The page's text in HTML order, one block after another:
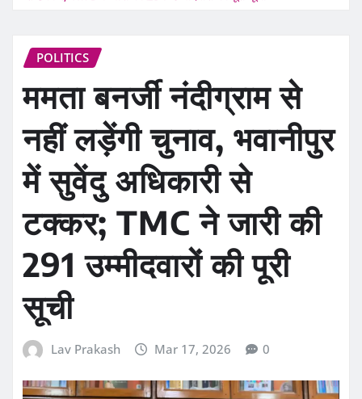
POLITICS
ममता बनर्जी नंदीग्राम से
नहीं लड़ेंगी चुनाव, भवानीपुर
में सुवेंदु अधिकारी से
टक्कर; TMC ने जारी की
291 उम्मीदवारों की पूरी
सूची
Lav Prakash Mar 17, 2026 0